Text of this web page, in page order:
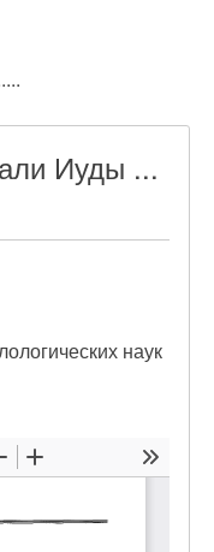
Иуды ...
наук